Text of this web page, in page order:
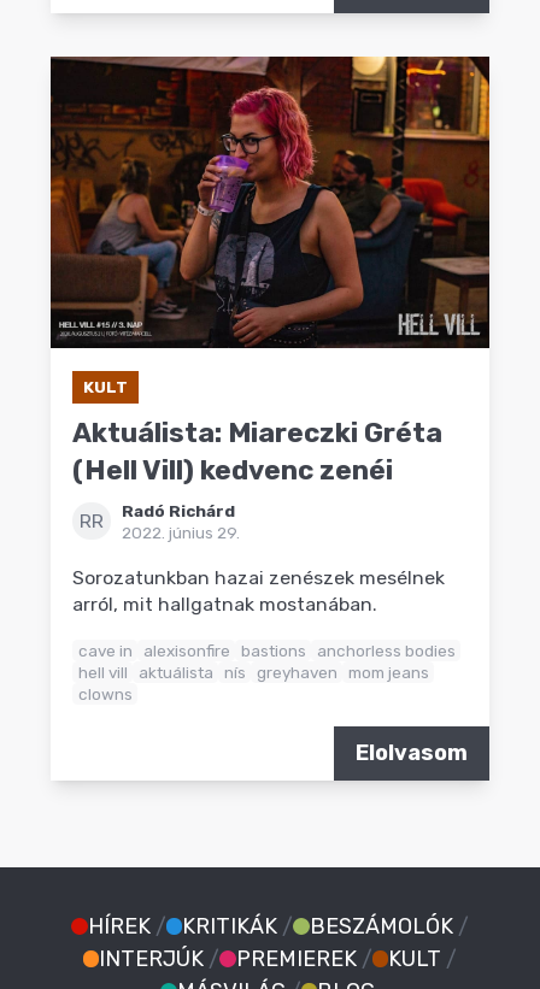
KULT
Aktuálista: Miareczki Gréta
(Hell Vill) kedvenc zenéi
RR
Radó Richárd
2022. június 29.
Sorozatunkban hazai zenészek mesélnek
arról, mit hallgatnak mostanában.
cave in alexisonfire bastions
anchorless bodies
hell vill
aktuálista nís greyhaven
mom jeans
clowns
Elolvasom
HÍREK / KRITIKÁK / BESZÁMOLÓK /
INTERJÚK / PREMIEREK / KULT /